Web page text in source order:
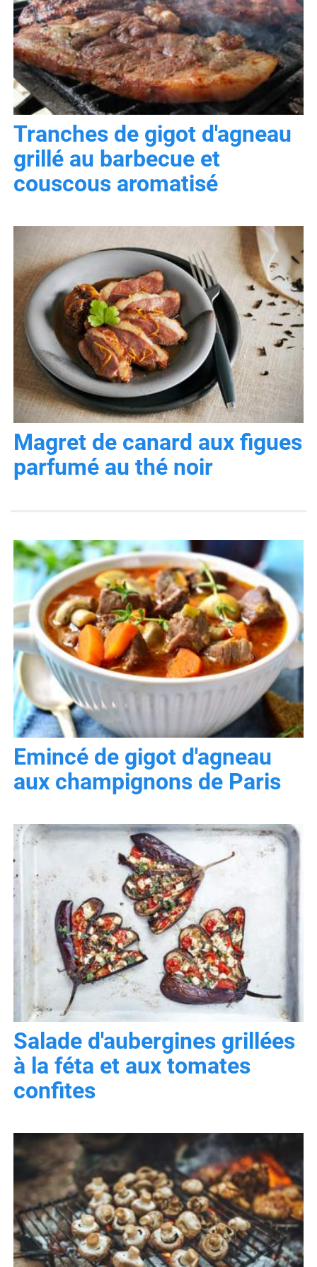
Tranches de gigot d'agneau
grillé au barbecue et
couscous aromatisé
Magret de canard aux figues
parfumé au thé noir
Emincé de gigot d'agneau
aux champignons de Paris
Salade d'aubergines grillées
à la féta et aux tomates
confites